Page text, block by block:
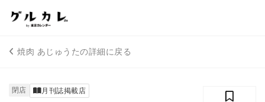
焼肉 あじゅうたの詳細に戻る
閉店 月刊誌掲載店